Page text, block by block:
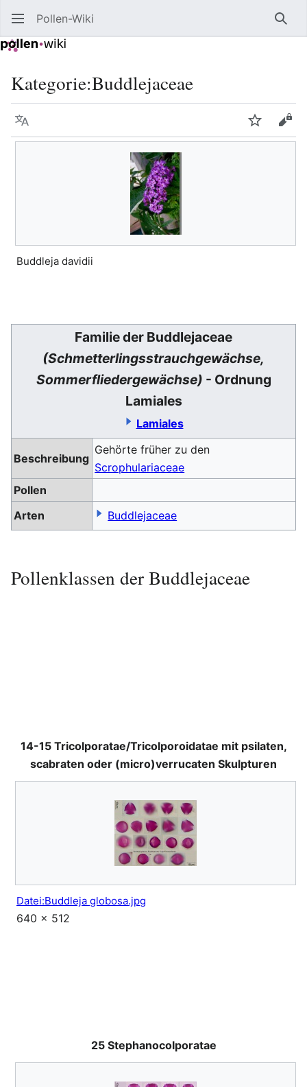
Pollen-Wiki
Kategorie:Buddlejaceae
Sprache
Buddleja davidii
Familie der Buddlejaceae
(Schmetterlingsstrauchgewächse,
Sommerfliedergewächse) - Ordnung
Lamiales
Lamiales
Beschreibung
Gehörte früher zu den
Scrophulariaceae
Pollen
Arten
Buddlejaceae
Pollenklassen der Buddlejaceae
14-15 Tricolporatae/Tricolporoidatae mit psilaten,
scabraten oder (micro)verrucaten Skulpturen
Datei:Buddleja globosa.jpg
640 × 512
25 Stephanocolporatae